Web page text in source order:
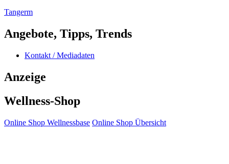
Tangerm
Angebote, Tipps, Trends
Kontakt / Mediadaten
Anzeige
Wellness-Shop
Online Shop Wellnessbase Online Shop Übersicht